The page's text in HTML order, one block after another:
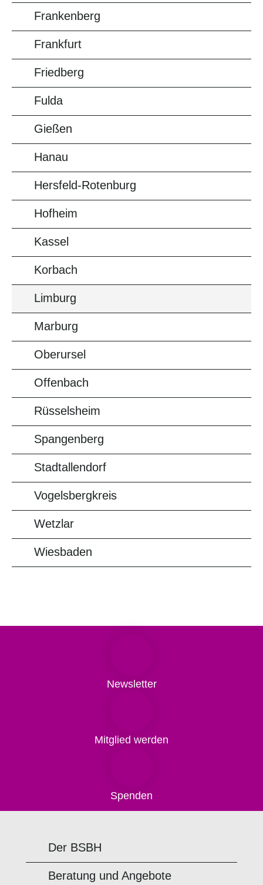
Frankenberg
Frankfurt
Friedberg
Fulda
Gießen
Hanau
Hersfeld-Rotenburg
Hofheim
Kassel
Korbach
Limburg
Marburg
Oberursel
Offenbach
Rüsselsheim
Spangenberg
Stadtallendorf
Vogelsbergkreis
Wetzlar
Wiesbaden
Newsletter
Mitglied werden
Spenden
Der BSBH
Beratung und Angebote